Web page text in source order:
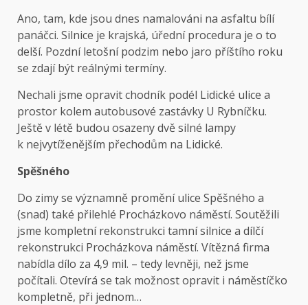
Ano, tam, kde jsou dnes namalováni na asfaltu bílí
panáčci. Silnice je krajská, úřední procedura je o to
delší. Pozdní letošní podzim nebo jaro příštího roku
se zdají být reálnými termíny.
Nechali jsme opravit chodník podél Lidické ulice a
prostor kolem autobusové zastávky U Rybníčku.
Ještě v létě budou osazeny dvě silné lampy
k nejvytíženějším přechodům na Lidické.
Spěšného
Do zimy se významně promění ulice Spěšného a
(snad) také přilehlé Procházkovo náměstí. Soutěžili
jsme kompletní rekonstrukci tamní silnice a dílčí
rekonstrukci Procházkova náměstí. Vítězná firma
nabídla dílo za 4,9 mil. – tedy levněji, než jsme
počítali. Otevírá se tak možnost opravit i náměstíčko
kompletně, při jednom…